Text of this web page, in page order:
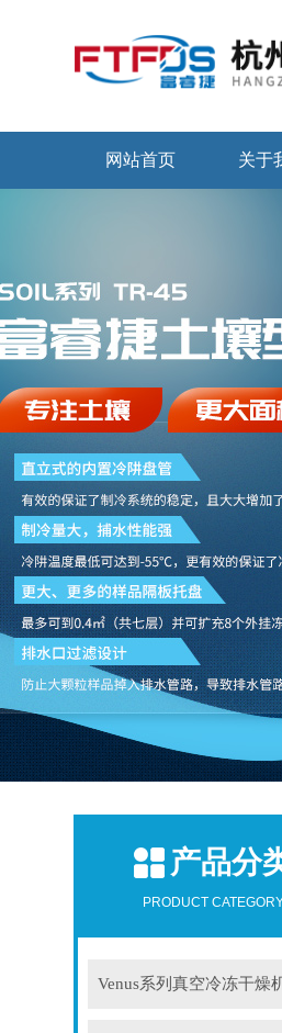
网站首页 关于
产品分
PRODUCT
Venus系列真空冷冻干燥